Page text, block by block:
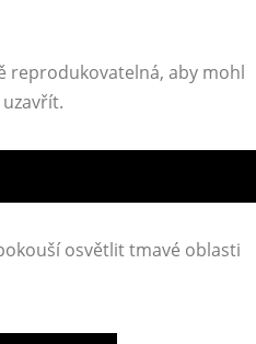
reprodukovatelná, aby mohl
osvětlit tmavé oblasti